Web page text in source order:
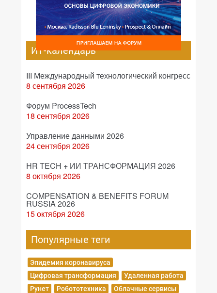
ИТ-календарь
III Международный технологический конгресс
8 сентября 2026
Форум ProcessTech
18 сентября 2026
Управление данными 2026
24 сентября 2026
HR TECH + ИИ ТРАНСФОРМАЦИЯ 2026
8 октября 2026
COMPENSATION & BENEFITS FORUM
RUSSIA 2026
15 октября 2026
Популярные теги
Эпидемия коронавируса
Цифровая трансформация
Удаленная работа
Рунет
Робототехника
Облачные сервисы